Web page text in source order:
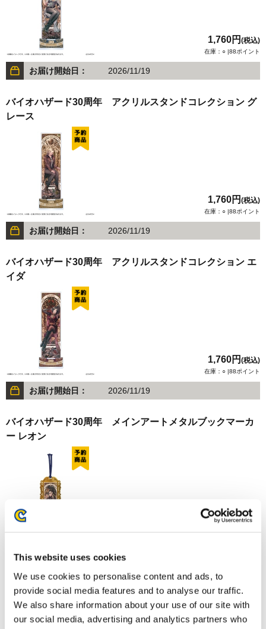
This website uses cookies
We use cookies to personalise content and ads, to
provide social media features and to analyse our traffic.
We also share information about your use of our site with
our social media, advertising and analytics partners who
1,760円 (税込)
在庫：○ |88ポイント
お届け開始日： 2026/11/19
バイオハザード30周年 アクリルスタンドコレクション グ
レース
1,760円 (税込)
在庫：○ |88ポイント
お届け開始日： 2026/11/19
バイオハザード30周年 アクリルスタンドコレクション エ
イダ
1,760円 (税込)
在庫：○ |88ポイント
お届け開始日： 2026/11/19
バイオハザード30周年 メインアートメタルブックマーカ
ー レオン
1,870円(税込)
在庫：○ |93ポイント
バイオハザード30周年 メインアートメタルブックマーカ
ー クレア